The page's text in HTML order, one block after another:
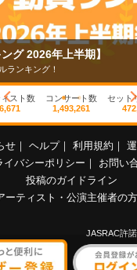
グ 2026年上半期】
ランキング！
スト数
コンサート数
1,493,261
セット
せ ｜ ヘルプ｜ 利用規約 ｜
イバシーポリシー ｜
お問い
投稿のガイドライン
ーティスト・公演主催者の
JASRAC許